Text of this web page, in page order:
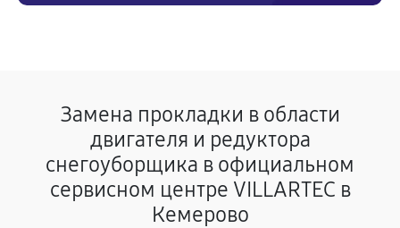
Замена прокладки в области
двигателя и редуктора
снегоуборщика в официальном
сервисном центре VILLARTEC в
Кемерово